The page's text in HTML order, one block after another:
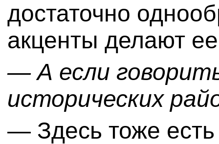
достаточно
акценты делают
— А если
исторических
— Здесь тоже